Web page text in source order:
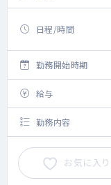
日程/時間
勤務開始時期
給与
勤務内容
お気に入り